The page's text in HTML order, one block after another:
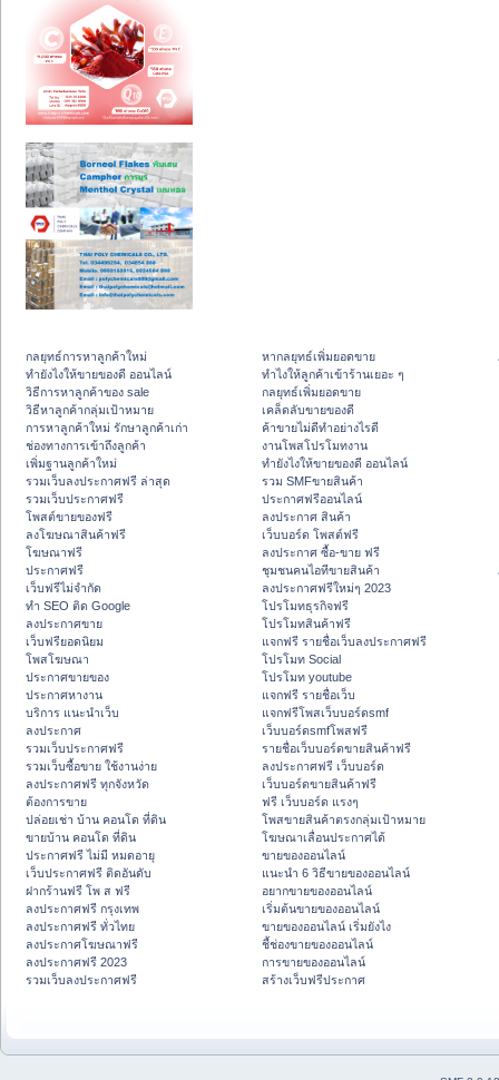
กลยุทธ์การหาลูกค้าใหม่
ทํายังไงให้ขายของดี ออนไลน์
วิธีการหาลูกค้าของ sale
วิธีหาลูกค้ากลุ่มเป้าหมาย
การหาลูกค้าใหม่ รักษาลูกค้าเก่า
ช่องทางการเข้าถึงลูกค้า
เพิ่มฐานลูกค้าใหม่
รวมเว็บลงประกาศฟรี ล่าสุด
รวมเว็บประกาศฟรี
โพสต์ขายของฟรี
ลงโฆษณาสินค้าฟรี
โฆษณาฟรี
ประกาศฟรี
เว็บฟรีไม่จำกัด
ทำ SEO ติด Google
ลงประกาศขาย
เว็บฟรียอดนิยม
โพสโฆษณา
ประกาศขายของ
ประกาศหางาน
บริการ แนะนำเว็บ
ลงประกาศ
รวมเว็บประกาศฟรี
รวมเว็บซื้อขาย ใช้งานง่าย
ลงประกาศฟรี ทุกจังหวัด
ต้องการขาย
ปล่อยเช่า บ้าน คอนโด ที่ดิน
ขายบ้าน คอนโด ที่ดิน
ประกาศฟรี ไม่มี หมดอายุ
เว็บประกาศฟรี ติดอันดับ
ฝากร้านฟรี โพ ส ฟรี
ลงประกาศฟรี กรุงเทพ
ลงประกาศฟรี ทั่วไทย
ลงประกาศโฆษณาฟรี
ลงประกาศฟรี 2023
รวมเว็บลงประกาศฟรี
หากลยุทธ์เพิ่มยอดขาย
ทําไงให้ลูกค้าเข้าร้านเยอะ ๆ
กลยุทธ์เพิ่มยอดขาย
เคล็ดลับขายของดี
ค้าขายไม่ดีทำอย่างไรดี
งานโพสโปรโมทงาน
ทํายังไงให้ขายของดี ออนไลน์
รวม SMFขายสินค้า
ประกาศฟรีออนไลน์
ลงประกาศ สินค้า
เว็บบอร์ด โพสต์ฟรี
ลงประกาศ ซื้อ-ขาย ฟรี
ชุมชนคนไอทีขายสินค้า
ลงประกาศฟรีใหม่ๆ 2023
โปรโมทธุรกิจฟรี
โปรโมทสินค้าฟรี
แจกฟรี รายชื่อเว็บลงประกาศฟรี
โปรโมท Social
โปรโมท youtube
แจกฟรี รายชื่อเว็บ
แจกฟรีโพสเว็บบอร์ดsmf
เว็บบอร์ดsmfโพสฟรี
รายชื่อเว็บบอร์ดขายสินค้าฟรี
ลงประกาศฟรี เว็บบอร์ด
เว็บบอร์ดขายสินค้าฟรี
ฟรี เว็บบอร์ด แรงๆ
โพสขายสินค้าตรงกลุ่มเป้าหมาย
โฆษณาเลื่อนประกาศได้
ขายของออนไลน์
แนะนำ 6 วิธีขายของออนไลน์
อยากขายของออนไลน์
เริ่มต้นขายของออนไลน์
ขายของออนไลน์ เริ่มยังไง
ชี้ช่องขายของออนไลน์
การขายของออนไลน์
สร้างเว็บฟรีประกาศ